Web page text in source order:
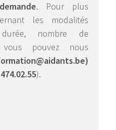
. Pour plus
les modalités
nombre de
vous pouvez nous
).